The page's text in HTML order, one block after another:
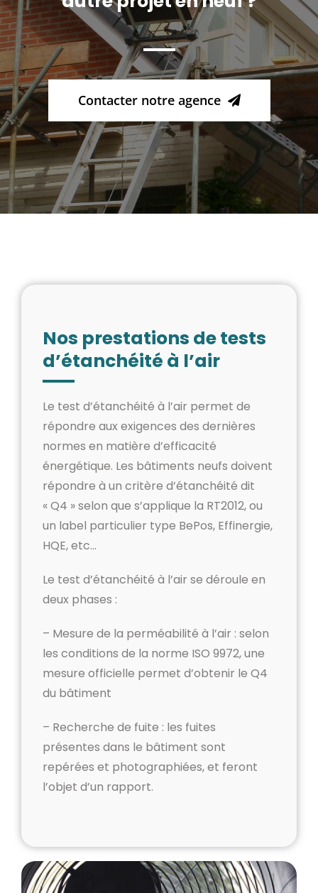
Contacter notre agence
Nos prestations de tests
d’étanchéité à l’air
Le test d’étanchéité à l’air permet de
répondre aux exigences des dernières
normes en matière d’efficacité
énergétique. Les bâtiments neufs doivent
répondre à un critère d’étanchéité dit
« Q4 » selon que s’applique la RT2012, ou
un label particulier type BePos, Effinergie,
HQE, etc…
Le test d’étanchéité à l’air se déroule en
deux phases :
– Mesure de la perméabilité à l’air : selon
les conditions de la norme ISO 9972, une
mesure officielle permet d’obtenir le Q4
du bâtiment
– Recherche de fuite : les fuites
présentes dans le bâtiment sont
repérées et photographiées, et feront
l’objet d’un rapport.